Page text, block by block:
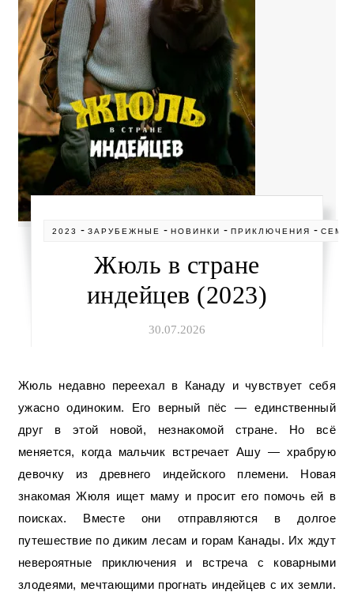
2023 -ЗАРУБЕЖНЫЕ -НОВИНКИ -ПРИКЛЮЧЕНИЯ -
Жюль в стране
индейцев (2023)
30.07.2026
Жюль недавно переехал в Канаду и чувствует себя
ужасно одиноким. Его верный пёс — единственный
друг в этой новой, незнакомой стране. Но всё
меняется, когда мальчик встречает Ашу — храбрую
девочку из древнего индейского племени. Новая
знакомая Жюля ищет маму и просит его помочь ей в
поисках. Вместе они отправляются в долгое
путешествие по диким лесам и горам Канады. Их ждут
невероятные приключения и встреча с коварными
злодеями, мечтающими прогнать индейцев с их земли.